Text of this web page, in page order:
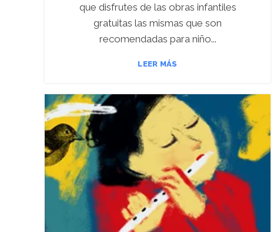
que disfrutes de las obras infantiles
gratuitas las mismas que son
recomendadas para niño...
LEER MÁS